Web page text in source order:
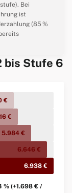
Bei
ist
(85 %
bis Stufe 6
€
€
5.984 €
6.646 €
6.938 €
% (+1.698 € /